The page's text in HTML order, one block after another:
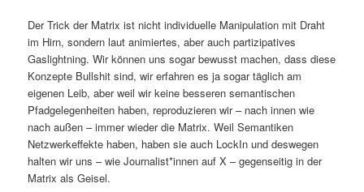
Der Trick der Matrix ist nicht individuelle Manipulation mit Draht
im Hirn, sondern laut animiertes, aber auch partizipatives
Gaslightning. Wir können uns sogar bewusst machen, dass diese
Konzepte Bullshit sind, wir erfahren es ja sogar täglich am
eigenen Leib, aber weil wir keine besseren semantischen
Pfadgelegenheiten haben, reproduzieren wir – nach innen wie
nach außen – immer wieder die Matrix. Weil Semantiken
Netzwerkeffekte haben, haben sie auch LockIn und deswegen
halten wir uns – wie Journalist*innen auf X – gegenseitig in der
Matrix als Geisel.